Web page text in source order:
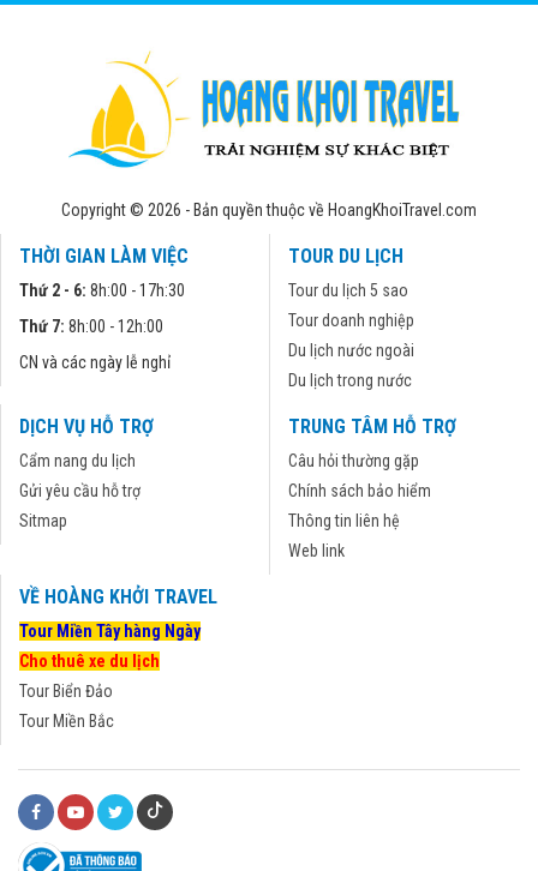
Copyright © 2026 - Bản quyền thuộc về HoangKhoiTravel.com
THỜI GIAN LÀM VIỆC
Thứ 2 - 6: 8h:00 - 17h:30
Thứ 7: 8h:00 - 12h:00
CN và các ngày lễ nghỉ
TOUR DU LỊCH
Tour du lịch 5 sao
Tour doanh nghiệp
Du lịch nước ngoài
Du lịch trong nước
DỊCH VỤ HỖ TRỢ
Cẩm nang du lịch
Gửi yêu cầu hỗ trợ
Sitmap
TRUNG TÂM HỖ TRỢ
Câu hỏi thường gặp
Chính sách bảo hiểm
Thông tin liên hệ
Web link
VỀ HOÀNG KHỞI TRAVEL
Tour Miền Tây hàng Ngày
Cho thuê xe du lịch
Tour Biển Đảo
Tour Miền Bắc